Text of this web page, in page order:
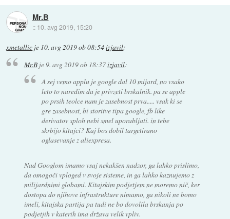
Mr.B
:: 10. avg 2019, 15:20
xmetallic je 10. avg 2019 ob 08:54izjavil:
Mr.Bje9. avg 2019 ob 18:37izjavil:
A sej vemo applu je google dal 10 mijard, no vsako
leto to naredim da je privzeti brskalnik. pa se apple
po prsih teolce nam je zasebnost prva..... vsak ki se
gre zasebnost, bi storitve tipa google, fb like
derivatov sploh nebi smel uporabljati. in tebe
skrbijo kitajci? Kaj bos dobil targetirano
oglasevanje z aliexpresa.
Nad Googlom imamo vsaj nekakšen nadzor, ga lahko prislimo,
da omogoči vploged v svoje sisteme, in ga lahko kaznujemo z
milijardnimi globami. Kitajskim podjetjem ne moremo nič, ker
dostopa do njihove infrastrukture nimamo, ga nikoli ne bomo
imeli, kitajska partija pa tudi ne bo dovolila brskanja po
podjetjih v katerih ima država velik vpliv.